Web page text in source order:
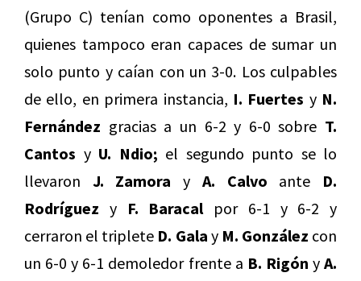
(Grupo C) tenían como oponentes a Brasil,
quienes tampoco eran capaces de sumar un
solo punto y caían con un 3-0. Los culpables
de ello, en primera instancia, I. Fuertes y N.
Fernández gracias a un 6-2 y 6-0 sobre T.
Cantos y U. Ndio; el segundo punto se lo
llevaron J. Zamora y A. Calvo ante D.
Rodríguez y F. Baracal por 6-1 y 6-2 y
cerraron el triplete D. Gala y M. González con
un 6-0 y 6-1 demoledor frente a B. Rigón yA.